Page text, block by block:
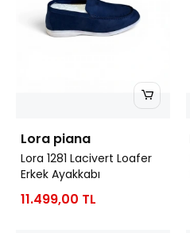
Lora piana
Lora 1281 Lacivert Loafer
Erkek Ayakkabı
11.499,00 TL